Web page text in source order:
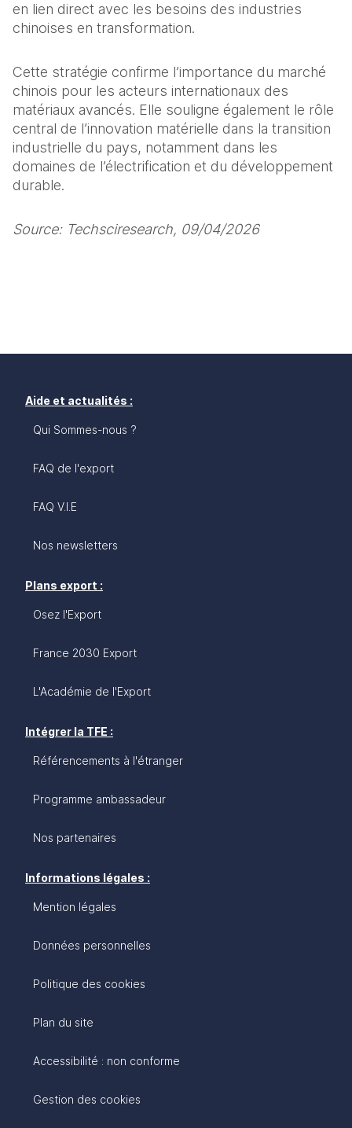
en lien direct avec les besoins des industries
chinoises en transformation.
Cette stratégie confirme l’importance du marché
chinois pour les acteurs internationaux des
matériaux avancés. Elle souligne également le rôle
central de l’innovation matérielle dans la transition
industrielle du pays, notamment dans les
domaines de l’électrification et du développement
durable.
Source: Techsciresearch, 09/04/2026
Aide et actualités :
Qui Sommes-nous ?
FAQ de l'export
FAQ V.I.E
Nos newsletters
Plans export :
Osez l'Export
France 2030 Export
L'Académie de l'Export
Intégrer la TFE :
Référencements à l'étranger
Programme ambassadeur
Nos partenaires
Informations légales :
Mention légales
Données personnelles
Politique des cookies
Plan du site
Accessibilité : non conforme
Gestion des cookies